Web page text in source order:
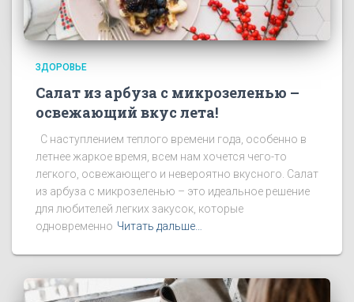
ЗДОРОВЬЕ
Салат из арбуза с микрозеленью –
освежающий вкус лета!
С наступлением теплого времени года, особенно в
летнее жаркое время, всем нам хочется чего-то
легкого, освежающего и невероятно вкусного. Салат
из арбуза с микрозеленью – это идеальное решение
для любителей легких закусок, которые
одновременно Читать дальше…